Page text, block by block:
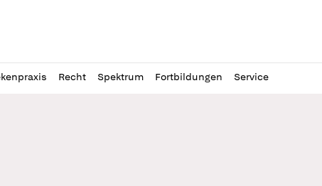
Recht Spektrum Fortbildungen Service